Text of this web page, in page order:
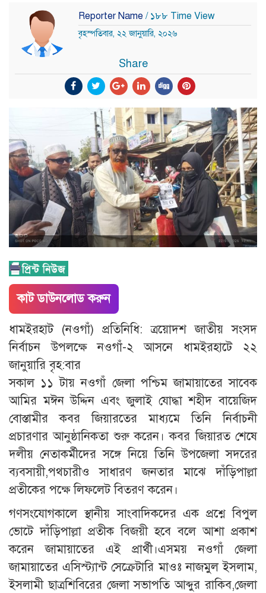
Reporter Name / ১৮৮ Time View
বৃহস্পতিবার, ২২ জানুয়ারি, ২০২৬
Share
কাট ডাউনলোড করুন
ধামইরহাট (নওগাঁ) প্রতিনিধি: ত্রয়োদশ জাতীয় সংসদ
নির্বাচন উপলক্ষে নওগাঁ-২ আসনে ধামইরহাটে ২২
জানুয়ারি বৃহ:বার
সকাল ১১ টায় নওগাঁ জেলা পশ্চিম জামায়াতের সাবেক
আমির মঈন উদ্দিন এবং জুলাই যোদ্ধা শহীদ বায়েজিদ
বোস্তামীর কবর জিয়ারতের মাধ্যমে তিনি নির্বাচনী
প্রচারণার আনুষ্ঠানিকতা শুরু করেন। কবর জিয়ারত শেষে
দলীয় নেতাকর্মীদের সঙ্গে নিয়ে তিনি উপজেলা সদরের
ব্যবসায়ী,পথচারীও সাধারণ জনতার মাঝে দাঁড়িপাল্লা
প্রতীকের পক্ষে লিফলেট বিতরণ করেন।
গণসংযোগকালে স্থানীয় সাংবাদিকদের এক প্রশ্নে বিপুল
ভোটে দাঁড়িপাল্লা প্রতীক বিজয়ী হবে বলে আশা প্রকাশ
করেন জামায়াতের এই প্রার্থী।এসময় নওগাঁ জেলা
জামায়াতের এসিস্ট্যান্ট সেক্রেটারি মাওঃ নাজমুল ইসলাম,
ইসলামী ছাত্রশিবিরের জেলা সভাপতি আব্দুর রাকিব,জেলা